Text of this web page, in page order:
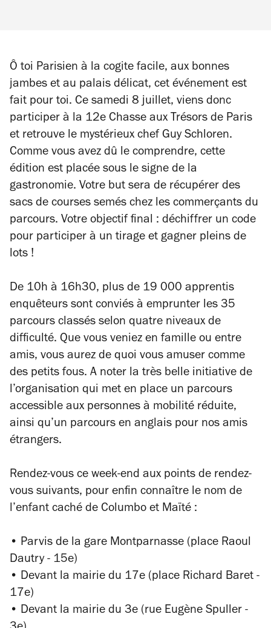
Ô toi Parisien à la cogite facile, aux bonnes
jambes et au palais délicat, cet événement est
fait pour toi. Ce samedi 8 juillet, viens donc
participer à la 12e Chasse aux Trésors de Paris
et retrouve le mystérieux chef Guy Schloren.
Comme vous avez dû le comprendre, cette
édition est placée sous le signe de la
gastronomie. Votre but sera de récupérer des
sacs de courses semés chez les commerçants du
parcours. Votre objectif final : déchiffrer un code
pour participer à un tirage et gagner pleins de
lots !
De 10h à 16h30, plus de 19 000 apprentis
enquêteurs sont conviés à emprunter les 35
parcours classés selon quatre niveaux de
difficulté. Que vous veniez en famille ou entre
amis, vous aurez de quoi vous amuser comme
des petits fous. A noter la très belle initiative de
l’organisation qui met en place un parcours
accessible aux personnes à mobilité réduite,
ainsi qu’un parcours en anglais pour nos amis
étrangers.
Rendez-vous ce week-end aux points de rendez-
vous suivants, pour enfin connaître le nom de
l’enfant caché de Columbo et Maïté :
• Parvis de la gare Montparnasse (place Raoul
Dautry - 15e)
• Devant la mairie du 17e (place Richard Baret -
17e)
• Devant la mairie du 3e (rue Eugène Spuller -